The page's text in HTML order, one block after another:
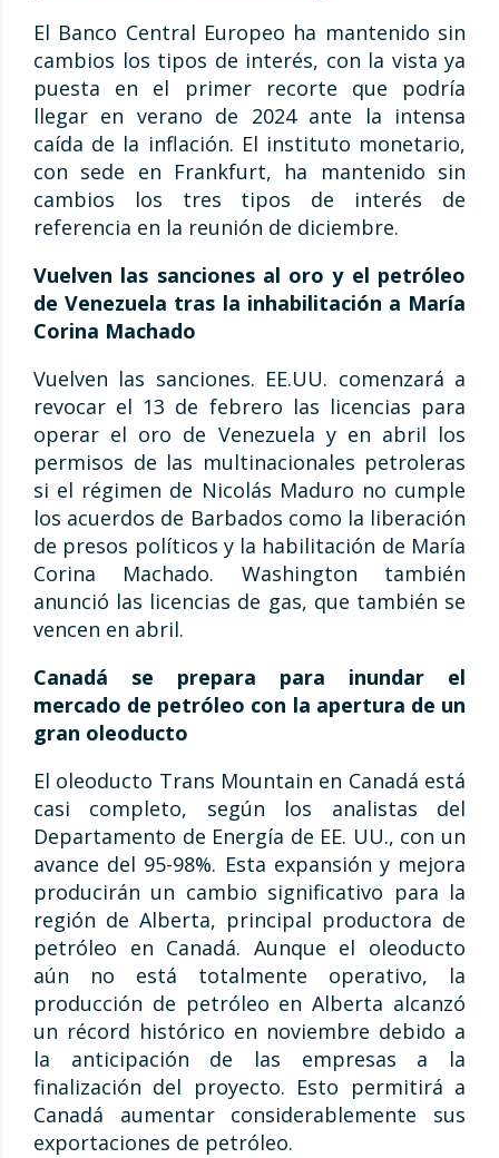
El Banco Central Europeo ha mantenido sin
cambios los tipos de interés, con la vista ya
puesta en el primer recorte que podría
llegar en verano de 2024 ante la intensa
caída de la inflación. El instituto monetario,
con sede en Frankfurt, ha mantenido sin
cambios los tres tipos de interés de
referencia en la reunión de diciembre.
Vuelven las sanciones al oro y el petróleo
de Venezuela tras la inhabilitación a María
Corina Machado
Vuelven las sanciones. EE.UU. comenzará a
revocar el 13 de febrero las licencias para
operar el oro de Venezuela y en abril los
permisos de las multinacionales petroleras
si el régimen de Nicolás Maduro no cumple
los acuerdos de Barbados como la liberación
de presos políticos y la habilitación de María
Corina Machado. Washington también
anunció las licencias de gas, que también se
vencen en abril.
Canadá se prepara para inundar el
mercado de petróleo con la apertura de un
gran oleoducto
El oleoducto Trans Mountain en Canadá está
casi completo, según los analistas del
Departamento de Energía de EE. UU., con un
avance del 95-98%. Esta expansión y mejora
producirán un cambio significativo para la
región de Alberta, principal productora de
petróleo en Canadá. Aunque el oleoducto
aún no está totalmente operativo, la
producción de petróleo en Alberta alcanzó
un récord histórico en noviembre debido a
la anticipación de las empresas a la
finalización del proyecto. Esto permitirá a
Canadá aumentar considerablemente sus
exportaciones de petróleo.